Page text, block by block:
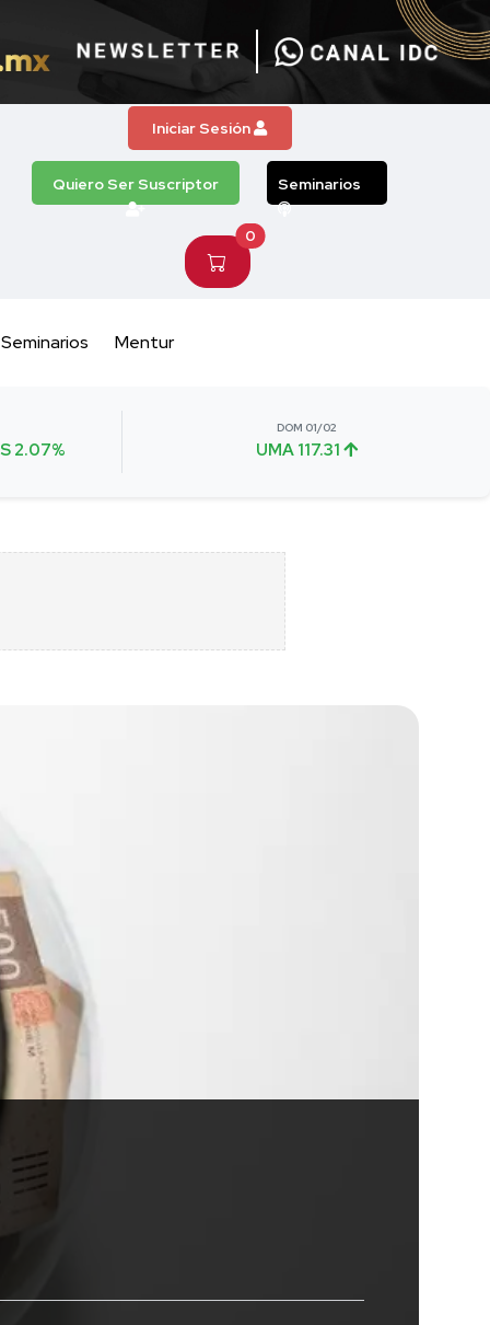
Iniciar Sesión
Quiero Ser Suscriptor Seminarios
0
Seminarios Mentur
2.07%
DOM 01/02
UMA 117.31